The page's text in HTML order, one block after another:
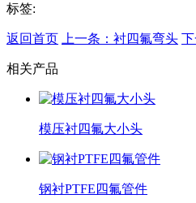
标签:
返回首页 上一条：衬四氟弯头
相关产品
模压衬四氟大小头
钢衬PTFE四氟管件